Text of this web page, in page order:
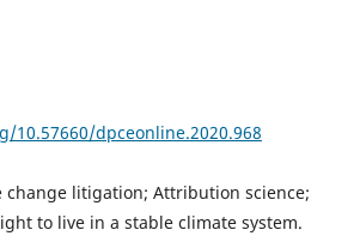
10.57660/dpceonline.2020.968
change litigation; Attribution science;
to live in a stable climate system.